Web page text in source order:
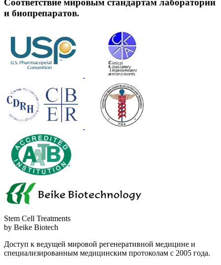
Соответствие мировым стандартам лабораторий
и биопрепаратов.
Stem Cell Treatments
by Beike Biotech
Доступ к ведущей мировой регенеративной медицине и
специализированным медицинским протоколам с 2005 года.